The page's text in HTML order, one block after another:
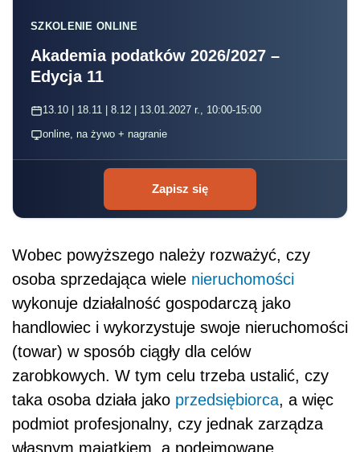
SZKOLENIE ONLINE
Akademia podatków 2026/2027 –
Edycja 11
13.10 | 18.11 | 8.12 | 13.01.2027 r., 10:00-15:00
online, na żywo + nagranie
Zapisz się
Wobec powyższego należy rozważyć, czy
osoba sprzedająca wiele nieruchomości
wykonuje działalność gospodarczą jako
handlowiec i wykorzystuje swoje nieruchomości
(towar) w sposób ciągły dla celów
zarobkowych. W tym celu trzeba ustalić, czy
taka osoba działa jako przedsiębiorca, a więc
podmiot profesjonalny, czy jednak zarządza
własnym majątkiem, a podejmowane